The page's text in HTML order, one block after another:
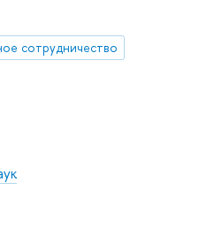
сотрудничество